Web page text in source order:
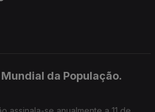
da População.